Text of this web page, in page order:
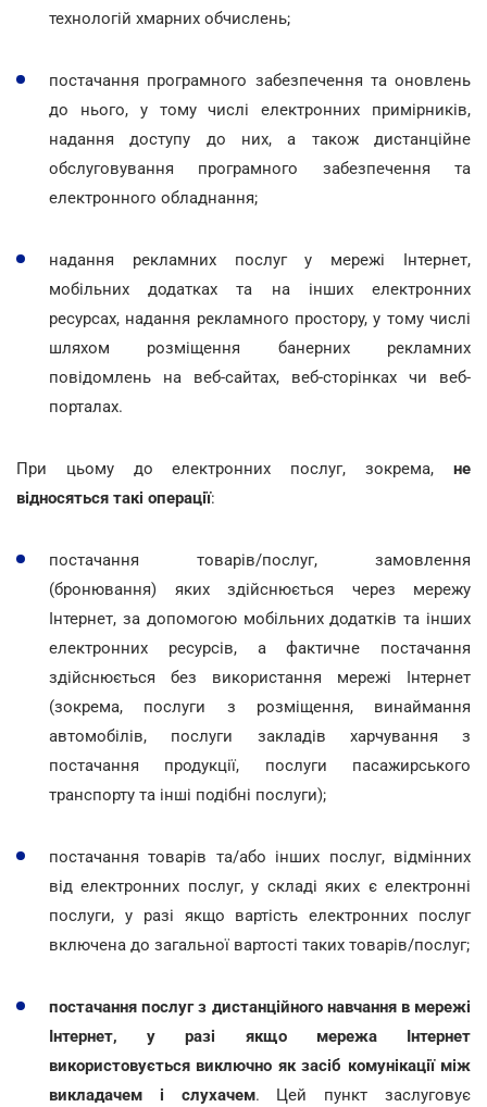
технологій хмарних обчислень;
постачання програмного забезпечення та оновлень
до нього, у тому числі електронних примірників,
надання доступу до них, а також дистанційне
обслуговування програмного забезпечення та
електронного обладнання;
надання рекламних послуг у мережі Інтернет,
мобільних додатках та на інших електронних
ресурсах, надання рекламного простору, у тому числі
шляхом розміщення банерних рекламних
повідомлень на веб-сайтах, веб-сторінках чи веб-
порталах.
При цьому до електронних послуг, зокрема, не
відносяться такі операції:
постачання товарів/послуг, замовлення
(бронювання) яких здійснюється через мережу
Інтернет, за допомогою мобільних додатків та інших
електронних ресурсів, а фактичне постачання
здійснюється без використання мережі Інтернет
(зокрема, послуги з розміщення, винаймання
автомобілів, послуги закладів харчування з
постачання продукції, послуги пасажирського
транспорту та інші подібні послуги);
постачання товарів та/або інших послуг, відмінних
від електронних послуг, у складі яких є електронні
послуги, у разі якщо вартість електронних послуг
включена до загальної вартості таких товарів/послуг;
постачання послуг з дистанційного навчання в мережі
Інтернет, у разі якщо мережа Інтернет
використовується виключно як засіб комунікації між
викладачем і слухачем. Цей пункт заслуговує